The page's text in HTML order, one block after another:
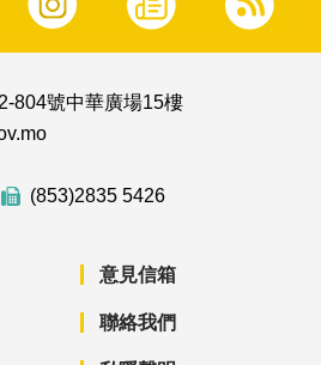
804號中華廣場15樓
(853)2835 5426
意見信箱
聯絡我們